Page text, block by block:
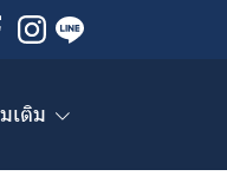
เติม